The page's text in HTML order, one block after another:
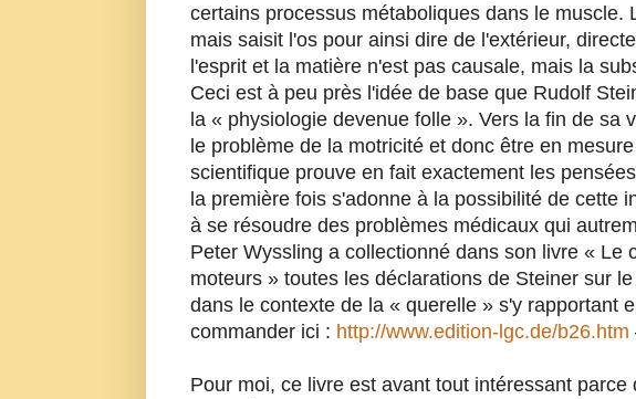
certains processus métaboliques dans le muscle.
mais saisit l'os pour ainsi dire de l'extérieur,
l'esprit et la matière n'est pas causale, mais la
Ceci est à peu près l'idée de base que Rudolf
la « physiologie devenue folle ». Vers la fin de sa
le problème de la motricité et donc être en
scientifique prouve en fait exactement les
la première fois s'adonne à la possibilité de cette
à se résoudre des problèmes médicaux qui
Peter Wyssling a collectionné dans son livre « Le
moteurs » toutes les déclarations de Steiner sur
dans le contexte de la « querelle » s'y rapportant
commander ici : http://www.edition-lgc.de/b26.htm
Pour moi, ce livre est avant tout intéressant